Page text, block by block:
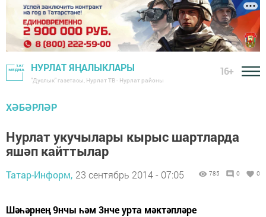
НУРЛАТ ЯҢАЛЫКЛАРЫ
"Дуслык" газетасы, Нурлат ТВ - Нурлат районы
16+
ХӘБӘРЛӘР
Нурлат укучылары кырыс шартларда
яшәп кайттылар
Татар-Информ, 23 сентябрь 2014 - 07:05 785 0 0
Шәһәрнең 9нчы һәм 3нче урта мәктәпләре